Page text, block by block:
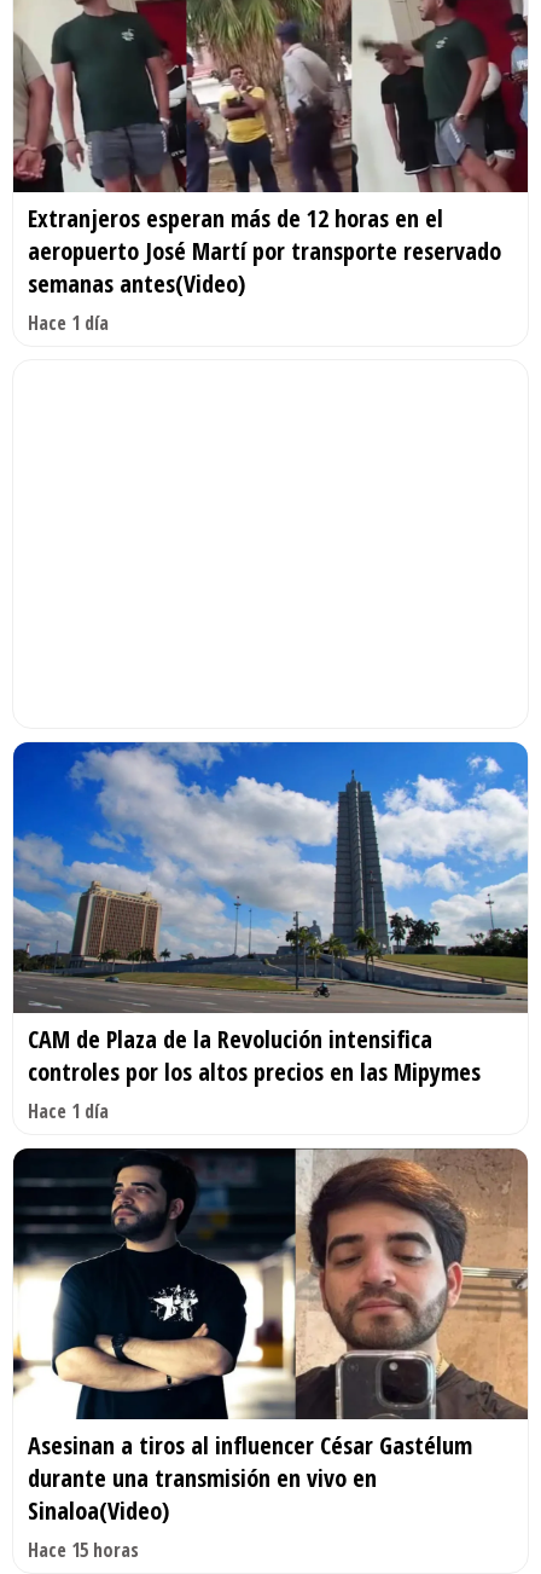
Extranjeros esperan más de 12 horas en el
aeropuerto José Martí por transporte reservado
semanas antes(Video)
Hace 1 día
CAM de Plaza de la Revolución intensifica
controles por los altos precios en las Mipymes
Hace 1 día
Asesinan a tiros al influencer César Gastélum
durante una transmisión en vivo en
Sinaloa(Video)
Hace 15 horas